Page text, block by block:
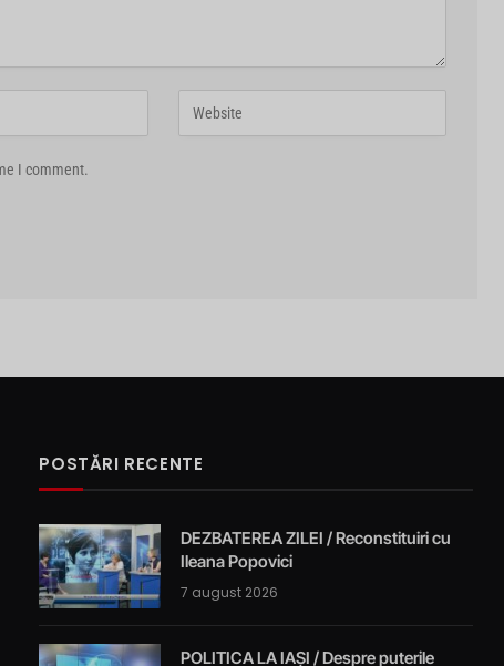
I comment.
POSTĂRI RECENTE
DEZBATEREA ZILEI / Reconstituiri cu
Ileana Popovici
7 august 2026
POLITICA LA IAȘI / Despre puterile